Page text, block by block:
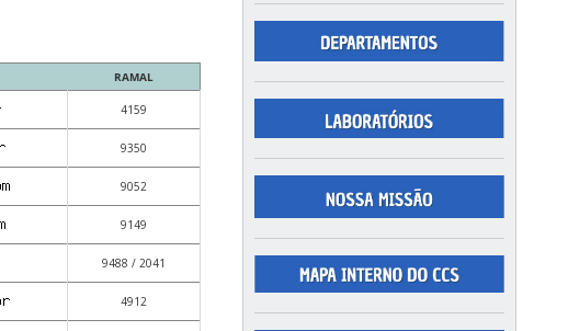
RAMAL
4159
9350
9052
9149
9488 / 2041
4912